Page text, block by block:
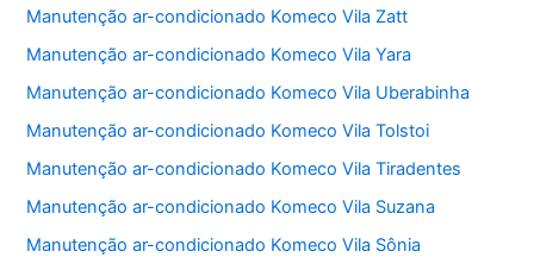
Manutenção ar-condicionado Komeco Vila Zatt
Manutenção ar-condicionado Komeco Vila Yara
Manutenção ar-condicionado Komeco Vila Uberabinha
Manutenção ar-condicionado Komeco Vila Tolstoi
Manutenção ar-condicionado Komeco Vila Tiradentes
Manutenção ar-condicionado Komeco Vila Suzana
Manutenção ar-condicionado Komeco Vila Sônia